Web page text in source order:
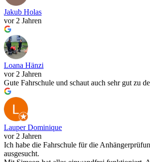
Jakub Holas
vor 2 Jahren
Loana Hänzi
vor 2 Jahren
Gute Fahrschule und schaut auch sehr gut zu
Lauper Dominique
vor 2 Jahren
Ich habe die Fahrschule für die
ausgesucht.